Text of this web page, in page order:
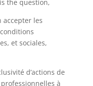
the question,
accepter les
et sociales,
d’actions de
à